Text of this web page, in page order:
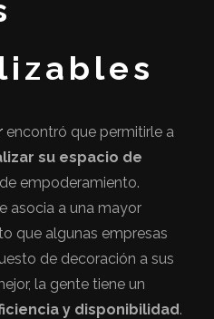
encontró que permitirle a
su espacio de
empoderamiento.
asocia a una mayor
que algunas empresas
de decoración a sus
la gente tiene un
y disponibilidad.